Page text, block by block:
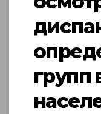
групп